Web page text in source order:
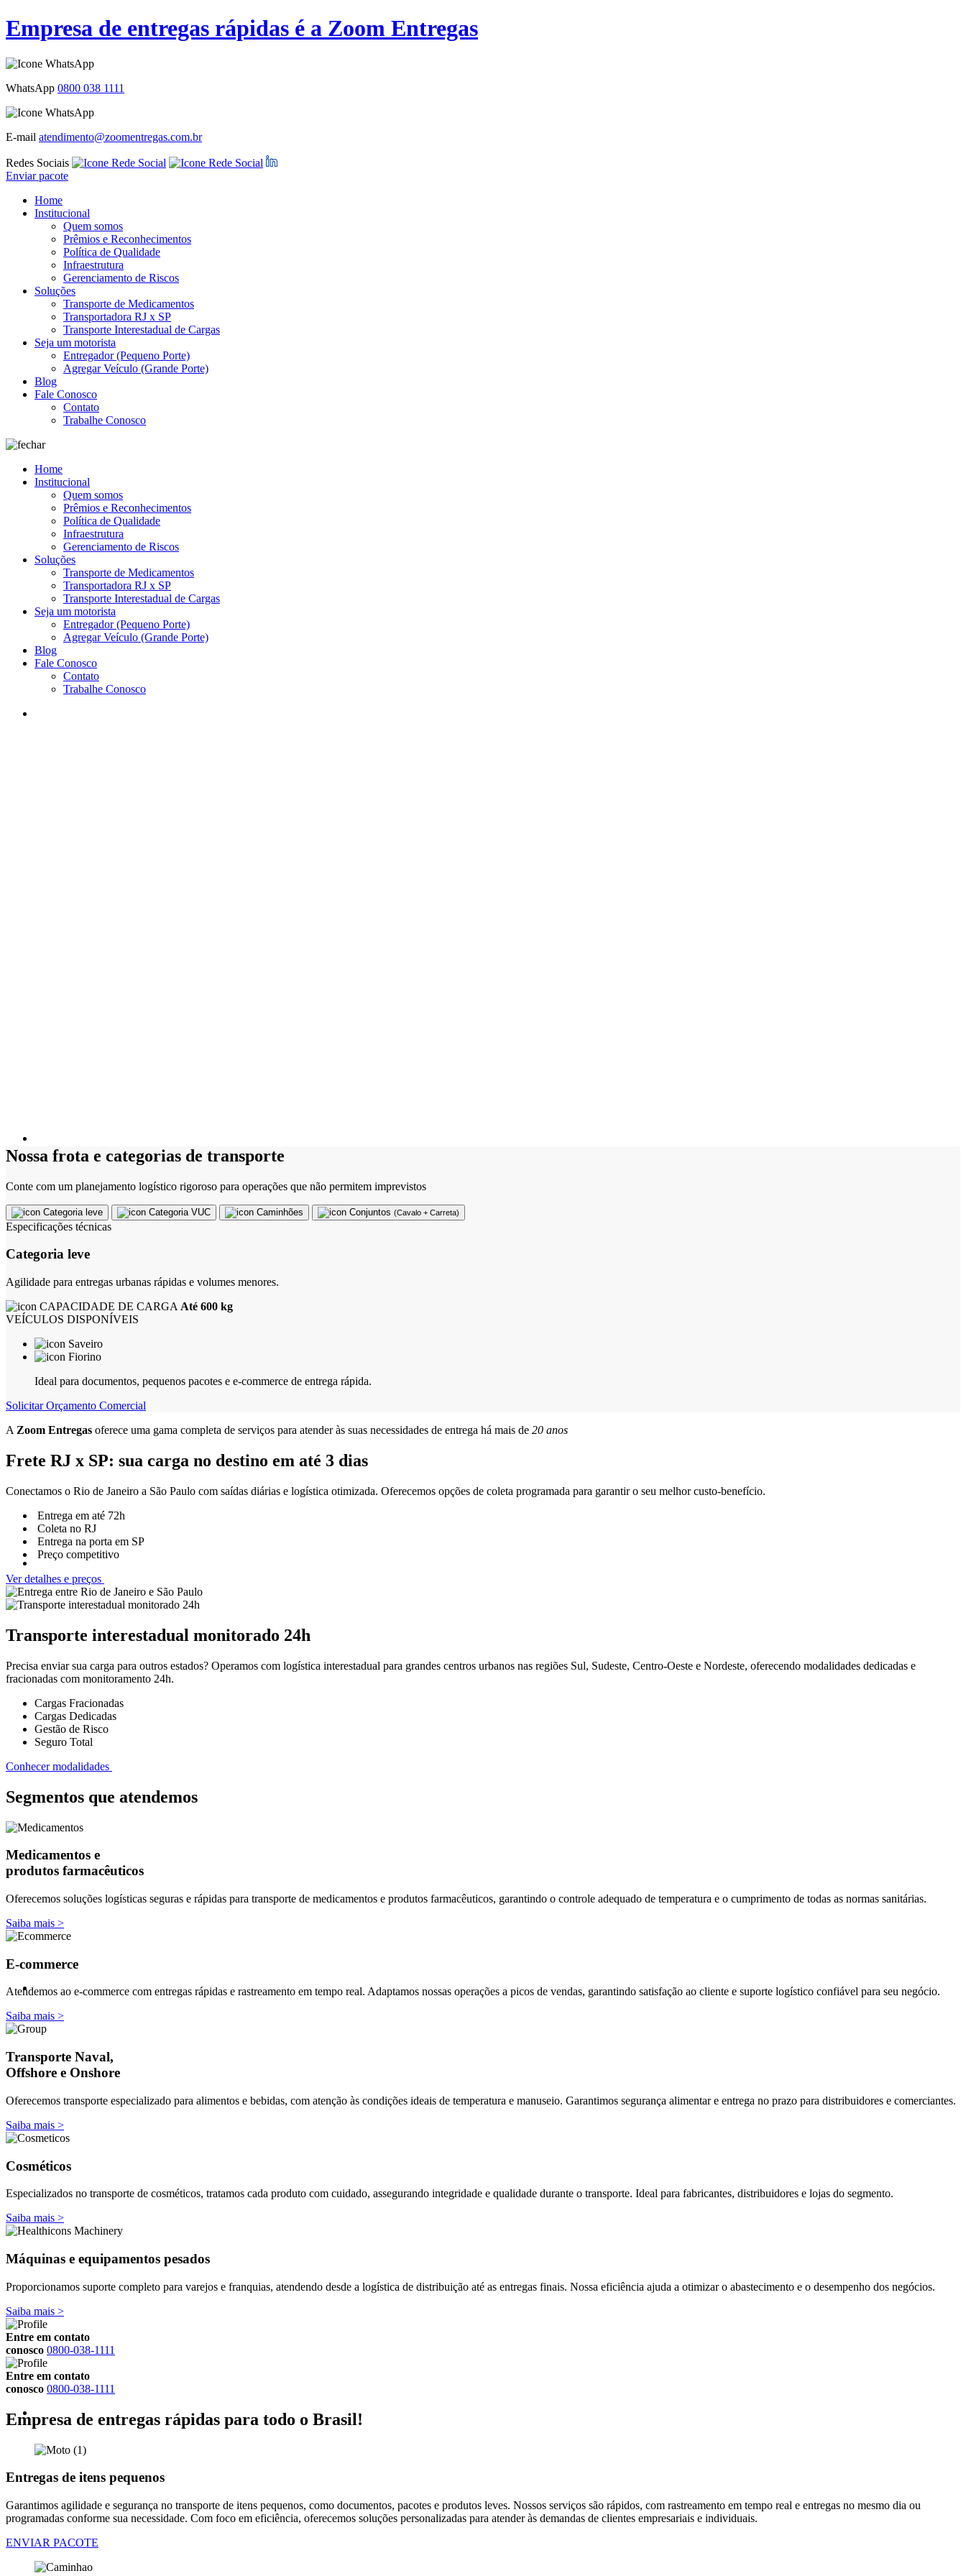
Empresa de entregas rápidas é a Zoom Entregas
WhatsApp 0800 038 1111
E-mail atendimento@zoomentregas.com.br
Redes Sociais
Enviar pacote
Home
Institucional
Quem somos
Prêmios e Reconhecimentos
Política de Qualidade
Infraestrutura
Gerenciamento de Riscos
Soluções
Transporte de Medicamentos
Transportadora RJ x SP
Transporte Interestadual de Cargas
Seja um motorista
Entregador (Pequeno Porte)
Agregar Veículo (Grande Porte)
Blog
Fale Conosco
Contato
Trabalhe Conosco
Home
Institucional
Quem somos
Prêmios e Reconhecimentos
Política de Qualidade
Infraestrutura
Gerenciamento de Riscos
Soluções
Transporte de Medicamentos
Transportadora RJ x SP
Transporte Interestadual de Cargas
Seja um motorista
Entregador (Pequeno Porte)
Agregar Veículo (Grande Porte)
Blog
Fale Conosco
Contato
Trabalhe Conosco
Nossa frota e categorias de transporte
Conte com um planejamento logístico rigoroso para operações que não permitem imprevistos
Categoria leve Categoria VUC Caminhões Conjuntos (Cavalo + Carreta)
Especificações técnicas
Categoria leve
Agilidade para entregas urbanas rápidas e volumes menores.
CAPACIDADE DE CARGA Até 600 kg
VEÍCULOS DISPONÍVEIS
Saveiro
Fiorino
Ideal para documentos, pequenos pacotes e e-commerce de entrega rápida.
Solicitar Orçamento Comercial
A Zoom Entregas oferece uma gama completa de serviços para atender às suas necessidades de entrega há mais de 20 anos
Frete RJ x SP: sua carga no destino em até 3 dias
Conectamos o Rio de Janeiro a São Paulo com saídas diárias e logística otimizada. Oferecemos opções de coleta programada para garantir o seu melhor custo-benefício.
Entrega em até 72h
Coleta no RJ
Entrega na porta em SP
Preço competitivo
Ver detalhes e preços
Transporte interestadual monitorado 24h
Precisa enviar sua carga para outros estados? Operamos com logística interestadual para grandes centros urbanos nas regiões Sul, Sudeste, Centro-Oeste e Nordeste, oferecendo modalidades dedicadas e
fracionadas com monitoramento 24h.
Cargas Fracionadas
Cargas Dedicadas
Gestão de Risco
Seguro Total
Conhecer modalidades
Segmentos que atendemos
Medicamentos e
produtos farmacêuticos
Oferecemos soluções logísticas seguras e rápidas para transporte de medicamentos e produtos farmacêuticos, garantindo o controle adequado de temperatura e o cumprimento de todas as normas sanitárias.
Saiba mais >
E-commerce
Atendemos ao e-commerce com entregas rápidas e rastreamento em tempo real. Adaptamos nossas operações a picos de vendas, garantindo satisfação ao cliente e suporte logístico confiável para seu negócio.
Saiba mais >
Transporte Naval,
Offshore e Onshore
Oferecemos transporte especializado para alimentos e bebidas, com atenção às condições ideais de temperatura e manuseio. Garantimos segurança alimentar e entrega no prazo para distribuidores e comerciantes.
Saiba mais >
Cosméticos
Especializados no transporte de cosméticos, tratamos cada produto com cuidado, assegurando integridade e qualidade durante o transporte. Ideal para fabricantes, distribuidores e lojas do segmento.
Saiba mais >
Máquinas e equipamentos pesados
Proporcionamos suporte completo para varejos e franquias, atendendo desde a logística de distribuição até as entregas finais. Nossa eficiência ajuda a otimizar o abastecimento e o desempenho dos negócios.
Saiba mais >
Entre em contato
conosco 0800-038-1111
Entre em contato
conosco 0800-038-1111
Empresa de entregas rápidas para todo o Brasil!
Entregas de itens pequenos
Garantimos agilidade e segurança no transporte de itens pequenos, como documentos, pacotes e produtos leves. Nossos serviços são rápidos, com rastreamento em tempo real e entregas no mesmo dia ou
programadas conforme sua necessidade. Com foco em eficiência, oferecemos soluções personalizadas para atender às demandas de clientes empresariais e individuais.
ENVIAR PACOTE